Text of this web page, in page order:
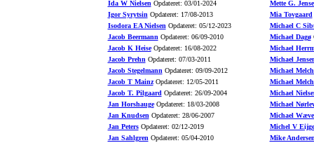
Ida W Nielsen Opdateret: 03/01-2024
Igor Syrytsin Opdateret: 17/08-2013
Isodora EA Nielsen Opdateret: 05/12-2023
Jacob Beermann Opdateret: 06/09-2010
Jacob K HeiseOpdateret: 16/08-2022
Jacob Prehn Opdateret: 07/03-2011
Jacob Stegelmann Opdateret: 09/09-2012
Jacob T MainzOpdateret: 12/05-2011
Jacob T. Pilgaard Opdateret: 26/09-2004
Jan HorshaugeOpdateret: 18/03-2008
Jan Knudsen Opdateret: 28/06-2007
Jan PetersOpdateret: 02/12-2019
Jan Sahlgren Opdateret: 05/04-2010
Mette G.
Mia Tovgaard
Michael C
Michael Dagø
Michael
Michael
Michael
Michael
Michael
Michael
Michael
Michel V
Mike